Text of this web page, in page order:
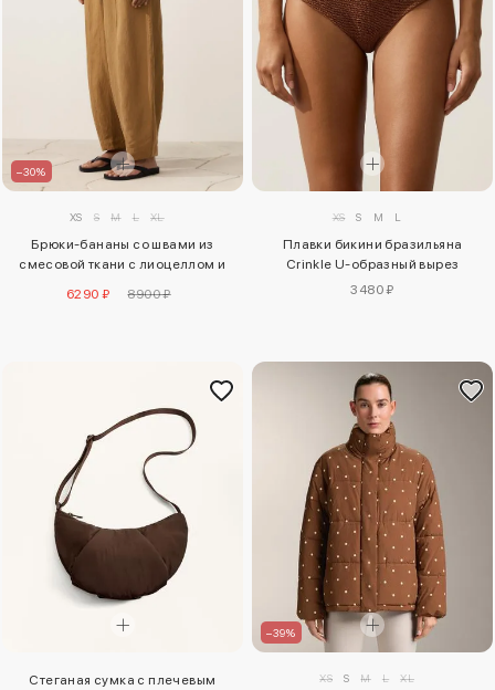
–30%
XS S M L XL
Брюки-бананы со швами из
смесовой ткани с лиоцеллом и
6290 ₽ 8900 ₽
XS S M L
Плавки бикини бразильяна
Crinkle U-образный вырез
3480 ₽
Стеганая сумка с плечевым
–39%
XS S M L XL